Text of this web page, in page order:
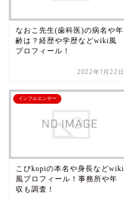
なおこ先生(歯科医)の病名や年
齢は？経歴や学歴などwiki風
プロフィール！
2022年1月22日
インフルエンサー
こぴkopiの本名や身長などwiki
風プロフィール！事務所や年
収も調査！